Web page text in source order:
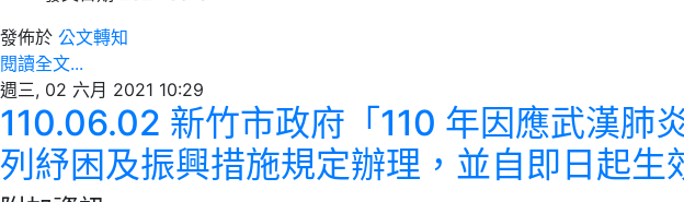
發佈於 公文轉知
閱讀全文...
週三, 02 六月 2021 10:29
110.06.02 新竹市政府「110 年因應武漢肺
列紓困及振興措施規定辦理，並自即日起生